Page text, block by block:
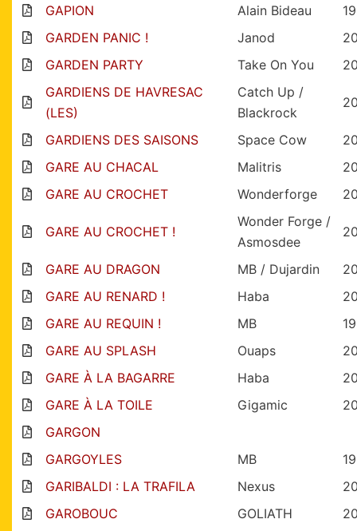
GAPION Alain Bideau
GARDEN PANIC !
Janod
GARDEN PARTY
Take On You
GARDIENS DE HAVRESAC
(LES)
Catch Up /
Blackrock
GARDIENS DES SAISONS Space Cow
GARE AU CHACAL
Malitris
GARE AU CROCHET
Wonderforge
GARE AU CROCHET !
Wonder Forge /
Asmosdee
GARE AU DRAGON MB / Dujardin
GARE AU RENARD !
Haba
GARE AU REQUIN !
MB
GARE AU SPLASH
Ouaps
GARE À LA BAGARRE
Haba
GARE À LA TOILE
Gigamic
GARGON
GARGOYLES
MB
GARIBALDI : LA TRAFILA
Nexus
GAROBOUC
GOLIATH